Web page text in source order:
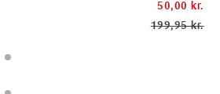
50,00 kr.
199,95 kr.